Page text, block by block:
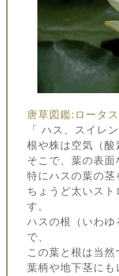
唐草図鑑:ロータス
「 ハス、スイレ
根や株は空気（
そこで、葉の表
特にハスの葉の
ちょうど太いス
す。
ハスの根（いわ
で、
この葉と根は当
葉柄や地下茎に